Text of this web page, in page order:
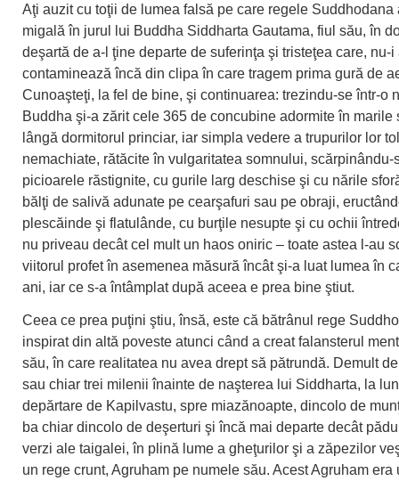
Aţi auzit cu toţii de lumea falsă pe care regele Suddhodana
migală în jurul lui Buddha Siddharta Gautama, fiul său, în
deşartă de a-l ţine departe de suferinţa şi tristeţea care, nu-i
contaminează încă din clipa în care tragem prima gură de
Cunoaşteţi, la fel de bine, şi continuarea: trezindu-se într-o
Buddha şi-a zărit cele 365 de concubine adormite în marile
lângă dormitorul princiar, iar simpla vedere a trupurilor lor
nemachiate, rătăcite în vulgaritatea somnului, scărpinându-
picioarele răstignite, cu gurile larg deschise şi cu nările
bălţi de salivă adunate pe cearşafuri sau pe obraji,
plescăinde şi flatulânde, cu burţile nesupte şi cu ochii
nu priveau decât cel mult un haos oniric – toate astea l-au
viitorul profet în asemenea măsură încât şi-a luat lumea în
ani, iar ce s-a întâmplat după aceea e prea bine ştiut.
Ceea ce prea puţini ştiu, însă, este că bătrânul rege
inspirat din altă poveste atunci când a creat falansterul
său, în care realitatea nu avea drept să pătrundă. Demult
sau chiar trei milenii înainte de naşterea lui Siddharta, la
depărtare de Kapilvastu, spre miazănoapte, dincolo de
ba chiar dincolo de deşerturi şi încă mai departe decât
verzi ale taigalei, în plină lume a gheţurilor şi a zăpezilor
un rege crunt, Agruham pe numele său. Acest Agruham era